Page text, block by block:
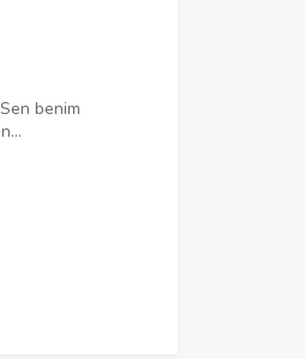
benim